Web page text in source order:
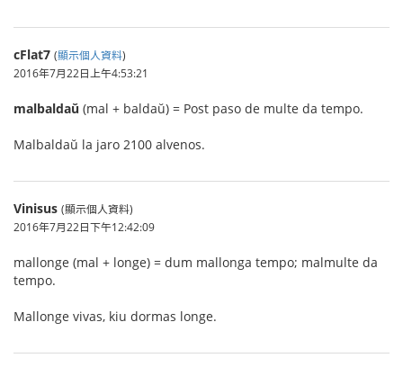
cFlat7 (顯示個人資料)
2016年7月22日上午4:53:21
malbaldaŭ (mal + baldaŭ) = Post paso de multe da tempo.
Malbaldaŭ la jaro 2100 alvenos.
Vinisus (顯示個人資料)
2016年7月22日下午12:42:09
mallonge (mal + longe) = dum mallonga tempo; malmulte da
tempo.
Mallonge vivas, kiu dormas longe.